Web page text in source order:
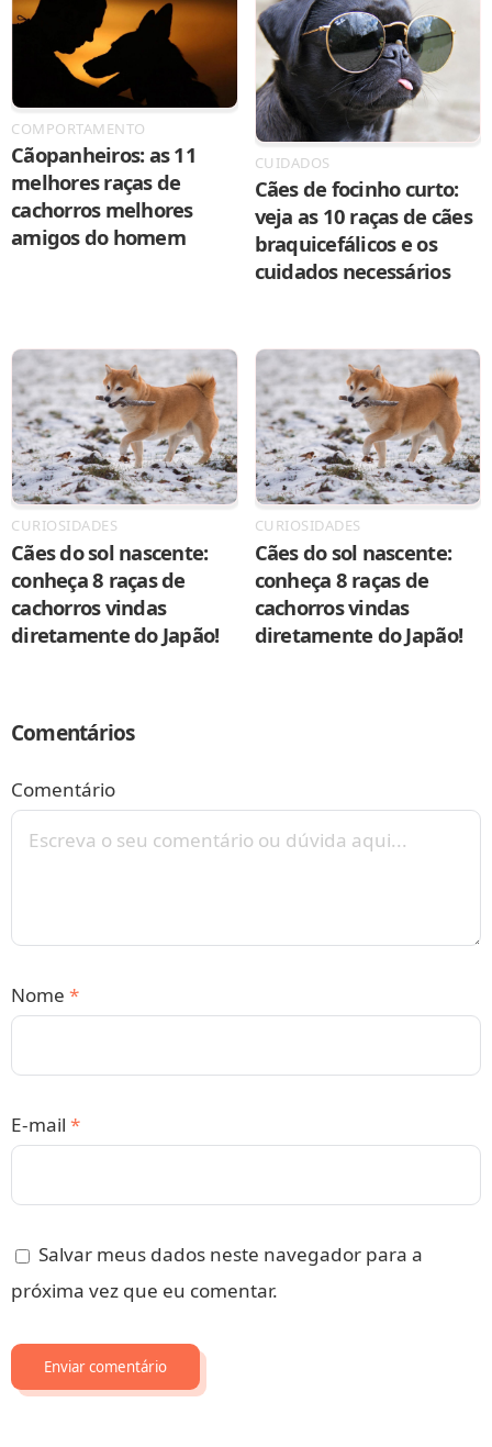
COMPORTAMENTO
Cãopanheiros: as 11
melhores raças de
cachorros melhores
amigos do homem
CUIDADOS
Cães de focinho curto:
veja as 10 raças de cães
braquicefálicos e os
cuidados necessários
CURIOSIDADES
Cães do sol nascente:
conheça 8 raças de
cachorros vindas
diretamente do Japão!
CURIOSIDADES
Cães do sol nascente:
conheça 8 raças de
cachorros vindas
diretamente do Japão!
Comentários
Comentário
Nome *
E-mail *
Salvar meus dados neste navegador para a
próxima vez que eu comentar.